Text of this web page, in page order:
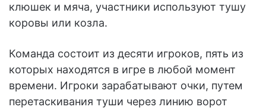
клюшек и мяча, участники используют тушу
коровы или козла.
Команда состоит из десяти игроков, пять из
которых находятся в игре в любой момент
времени. Игроки зарабатывают очки, путем
перетаскивания туши через линию ворот